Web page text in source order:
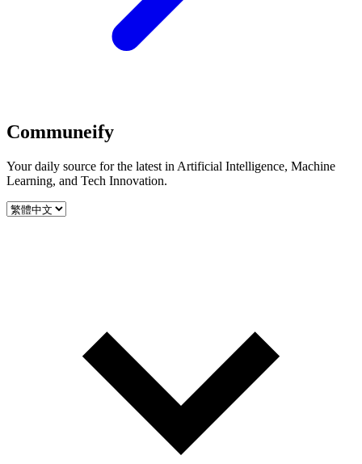
Communeify
Your daily source for the latest in Artificial Intelligence, Machine
Learning, and Tech Innovation.